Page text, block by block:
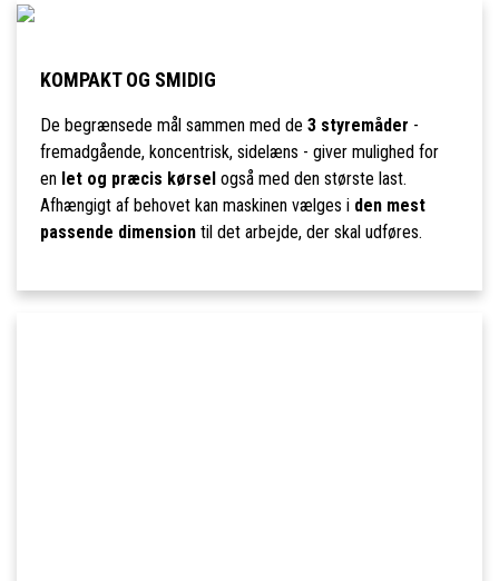
KOMPAKT OG SMIDIG
De begrænsede mål sammen med de 3 styremåder -
fremadgående, koncentrisk, sidelæns - giver mulighed for
en let og præcis kørsel også med den største last.
Afhængigt af behovet kan maskinen vælges i den mest
passende dimensiontil det arbejde, der skal udføres.